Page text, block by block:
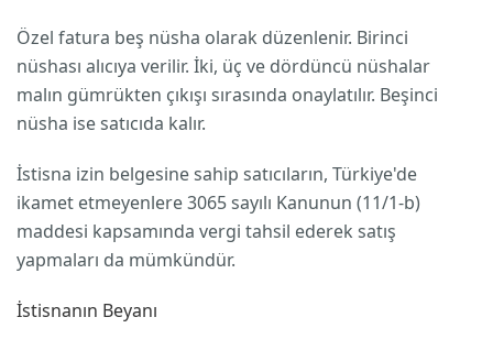
Özel fatura beş nüsha olarak düzenlenir. Birinci
nüshası alıcıya verilir. İki, üç ve dördüncü nüshalar
malın gümrükten çıkışı sırasında onaylatılır. Beşinci
nüsha ise satıcıda kalır.
İstisna izin belgesine sahip satıcıların, Türkiye'de
ikamet etmeyenlere 3065 sayılı Kanunun (11/1-b)
maddesi kapsamında vergi tahsil ederek satış
yapmaları da mümkündür.
İstisnanın Beyanı